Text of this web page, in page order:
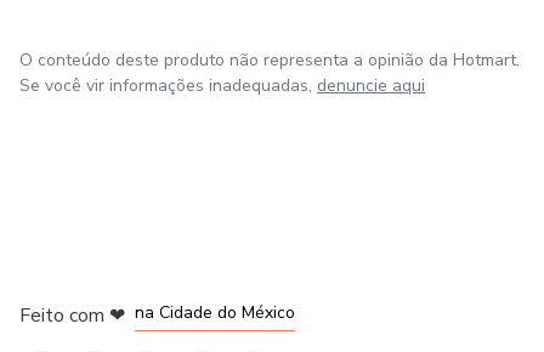
O conteúdo deste produto não representa a opinião da Hotmart.
Se você vir informações inadequadas, denuncie aqui
Feito com ❤ na Cidade do México